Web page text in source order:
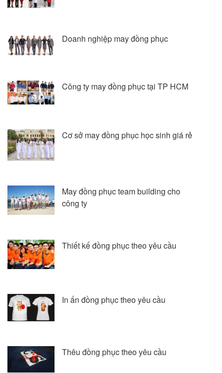
Doanh nghiệp may đồng phục
Công ty may đồng phục tại TP HCM
Cơ sở may đồng phục học sinh giá rẻ
May đồng phục team building cho
công ty
Thiết kế đồng phục theo yêu cầu
In ấn đồng phục theo yêu cầu
Thêu đồng phục theo yêu cầu